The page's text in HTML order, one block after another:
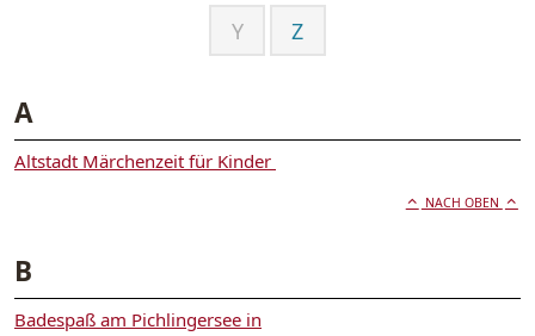
Y Z
A
Altstadt Märchenzeit für Kinder
NACH OBEN
B
Badespaß am Pichlingersee in